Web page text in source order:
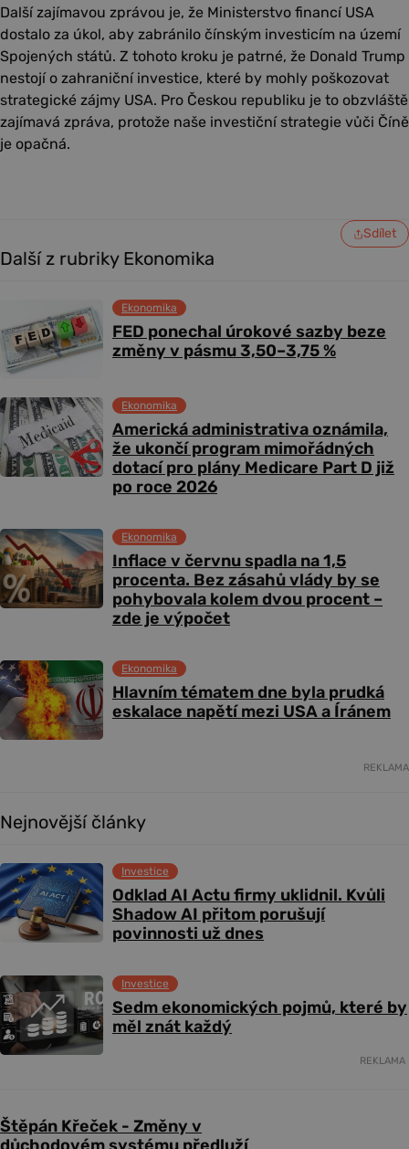
Další zajímavou zprávou je, že Ministerstvo financí USA
dostalo za úkol, aby zabránilo čínským investicím na území
Spojených států. Z tohoto kroku je patrné, že Donald Trump
nestojí o zahraniční investice, které by mohly poškozovat
strategické zájmy USA. Pro Českou republiku je to obzvláště
zajímavá zpráva, protože naše investiční strategie vůči Číně
je opačná.
Sdílet
Další z rubriky Ekonomika
FED ponechal úrokové sazby beze
změny v pásmu 3,50–3,75 %
Ekonomika
Americká administrativa oznámila,
že ukončí program mimořádných
dotací pro plány Medicare Part D již
po roce 2026
Ekonomika
Inflace v červnu spadla na 1,5
procenta. Bez zásahů vlády by se
pohybovala kolem dvou procent –
zde je výpočet
Ekonomika
Hlavním tématem dne byla prudká
eskalace napětí mezi USA a Íránem
Ekonomika
REKLAMA
Nejnovější články
Odklad AI Actu firmy uklidnil. Kvůli
Shadow AI přitom porušují
povinnosti už dnes
Investice
Sedm ekonomických pojmů, které by
měl znát každý
Investice
REKLAMA
Štěpán Křeček - Změny v